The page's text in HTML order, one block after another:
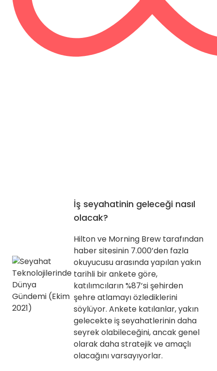
İş seyahatinin geleceği nasıl
olacak?
Hilton ve Morning Brew tarafından
haber sitesinin 7.000’den fazla
okuyucusu arasında yapılan yakın
tarihli bir ankete göre,
katılımcıların %87’si şehirden
şehre atlamayı özlediklerini
söylüyor. Ankete katılanlar, yakın
gelecekte iş seyahatlerinin daha
seyrek olabileceğini, ancak genel
olarak daha stratejik ve amaçlı
olacağını varsayıyorlar.